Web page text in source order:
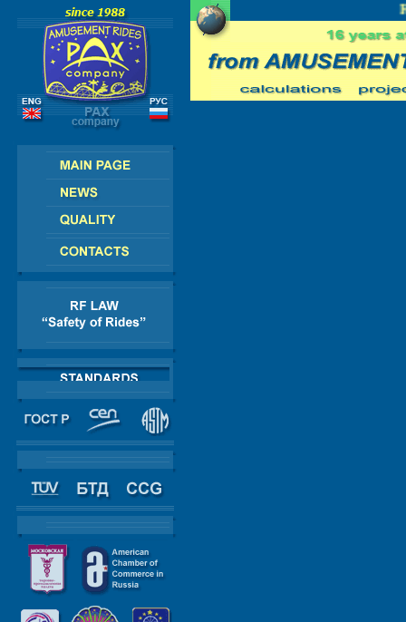
- AMERICA - ASIA - AFRICA